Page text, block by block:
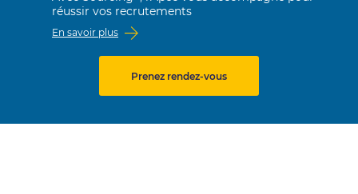
réussir vos recrutements
En savoir plus
Prenez rendez-vous